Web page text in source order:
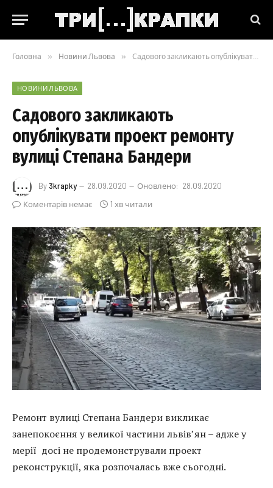
Головна » Новини Львова » Садового закликають опублікувати проект ремонту вулиці Степана Бандери
НОВИНИ ЛЬВОВА
Садового закликають
опублікувати проект ремонту
вулиці Степана Бандери
By 3krapky 28.09.2020 Оновлено: 28.09.2020
Коментарів немає
1 хв читали
Ремонт вулиці Степана Бандери викликає
занепокоєння у великої частини львів’ян – адже у
мерії досі не продемонстрували проект
реконструкції, яка розпочалась вже сьогодні.